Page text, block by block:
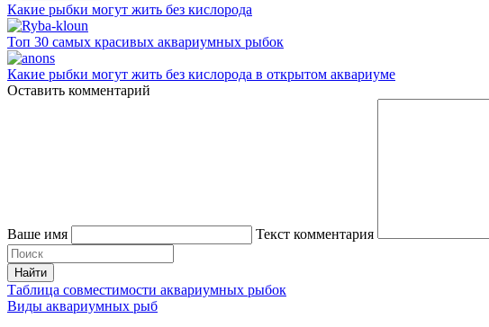
Какие рыбки могут жить без кислорода
Топ 30 самых красивых аквариумных рыбок
Какие рыбки могут жить без кислорода в открытом аквариуме
Оставить комментарий
Ваше имя Текст комментария
Таблица совместимости аквариумных рыбок
Виды аквариумных рыб